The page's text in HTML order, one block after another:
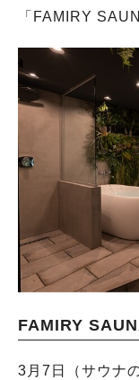
「FAMIRY
FAMIRY
3月7日（サウナ